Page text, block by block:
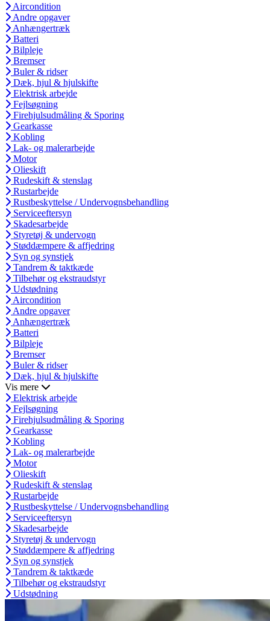
Aircondition
Andre opgaver
Anhængertræk
Batteri
Bilpleje
Bremser
Buler & ridser
Dæk, hjul & hjulskifte
Elektrisk arbejde
Fejlsøgning
Firehjulsudmåling & Sporing
Gearkasse
Kobling
Lak- og malerarbejde
Motor
Olieskift
Rudeskift & stenslag
Rustarbejde
Rustbeskyttelse / Undervognsbehandling
Serviceeftersyn
Skadesarbejde
Styretøj & undervogn
Støddæmpere & affjedring
Syn og synstjek
Tandrem & taktkæde
Tilbehør og ekstraudstyr
Udstødning
Aircondition
Andre opgaver
Anhængertræk
Batteri
Bilpleje
Bremser
Buler & ridser
Dæk, hjul & hjulskifte
Vis mere
Elektrisk arbejde
Fejlsøgning
Firehjulsudmåling & Sporing
Gearkasse
Kobling
Lak- og malerarbejde
Motor
Olieskift
Rudeskift & stenslag
Rustarbejde
Rustbeskyttelse / Undervognsbehandling
Serviceeftersyn
Skadesarbejde
Styretøj & undervogn
Støddæmpere & affjedring
Syn og synstjek
Tandrem & taktkæde
Tilbehør og ekstraudstyr
Udstødning